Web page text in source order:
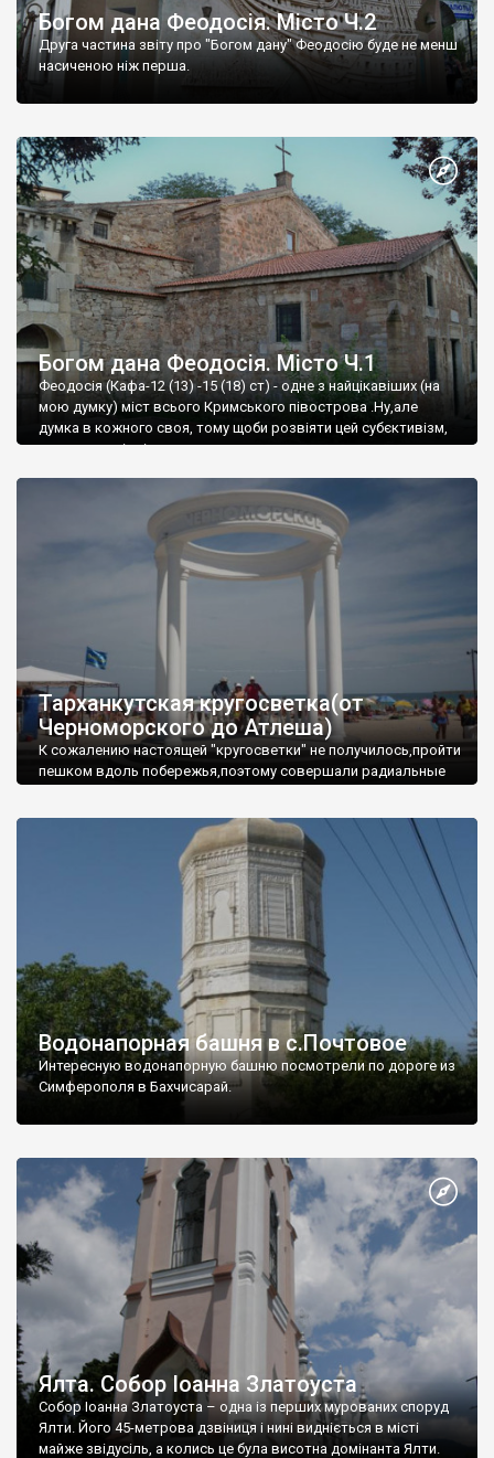
Богом дана Феодосія. Місто Ч.2
Друга частина звіту про "Богом дану" Феодосію буде не менш
насиченою ніж перша.
Богом дана Феодосія. Місто Ч.1
Феодосія (Кафа-12 (13) -15 (18) ст) - одне з найцікавіших (на
мою думку) міст всього Кримського півострова .Ну,але
думка в кожного своя, тому щоби розвіяти цей субєктивізм,
запрошую відвідати це
Тарханкутская кругосветка(от
Черноморского до Атлеша)
К сожалению настоящей "кругосветки" не получилось,пройти
пешком вдоль побережья,поэтому совершали радиальные
Водонапорная башня в с.Почтовое
Интересную водонапорную башню посмотрели по дороге из
Симферополя в Бахчисарай.
Ялта. Собор Іоанна Златоуста
Собор Іоанна Златоуста – одна із перших мурованих споруд
Ялти. Його 45-метрова дзвіниця і нині видніється в місті
майже звідусіль, а колись це була висотна домінанта Ялти.